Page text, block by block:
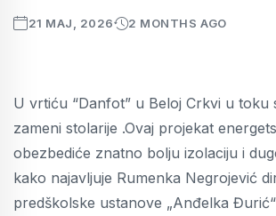
21 MAJ, 2026 2 MONTHS AGO
U vrtiću “Danfot” u Beloj Crkvi u toku
zameni stolarije .Ovaj projekat
obezbediće znatno bolju izolaciju i
kako najavljuje Rumenka Negrojević
predškolske ustanove „Anđelka